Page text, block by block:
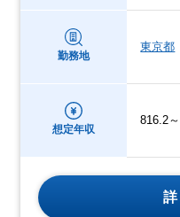
勤務地
東京都
想定年収
816.2
詳